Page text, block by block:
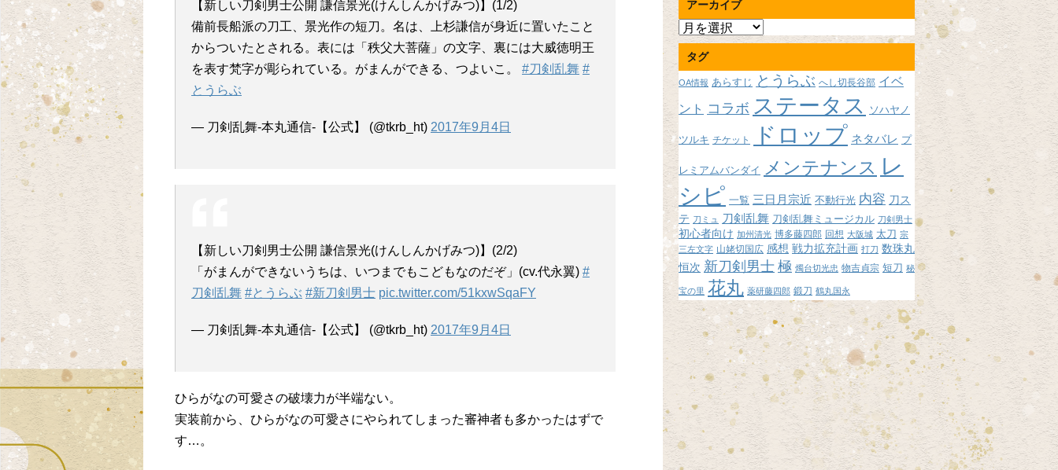
【新しい刀剣男士公開 謙信景光(けんしんかげみつ)】(1/2)
備前長船派の刀工、景光作の短刀。名は、上杉謙信が身近に置いたこと
からついたとされる。表には「秩父大菩薩」の文字、裏には大威徳明王
を表す梵字が彫られている。がまんができる、つよいこ。 #刀剣乱舞 #
とうらぶ
— 刀剣乱舞-本丸通信-【公式】 (@tkrb_ht) 2017年9月4日
【新しい刀剣男士公開 謙信景光(けんしんかげみつ)】(2/2)
「がまんができないうちは、いつまでもこどもなのだぞ」(cv.代永翼) #
刀剣乱舞 #とうらぶ #新刀剣男士 pic.twitter.com/51kxwSqaFY
— 刀剣乱舞-本丸通信-【公式】 (@tkrb_ht) 2017年9月4日
ひらがなの可愛さの破壊力が半端ない。
実装前から、ひらがなの可愛さにやられてしまった審神者も多かったはずで
す…。
アーカイブ
ア
ー
カ
イ
ブ
タグ
OA情報 あらすじ とうらぶ へし切長谷部 イベ
ント コラボ ステータス ソハヤノ
ツルキ チケット ドロップ ネタバレ プ
レミアムバンダイ メンテナンス レ
シピ 一覧 三日月宗近 不動行光 内容 刀ス
テ 刀ミュ 刀剣乱舞 刀剣乱舞ミュージカル 刀剣男士
初心者向け 加州清光 博多藤四郎 回想 大阪城 太刀 宗
三左文字 山姥切国広 感想 戦力拡充計画 打刀 数珠丸
恒次 新刀剣男士 極 燭台切光忠 物吉貞宗 短刀 秘
宝の里 花丸 薬研藤四郎 鍛刀 鶴丸国永